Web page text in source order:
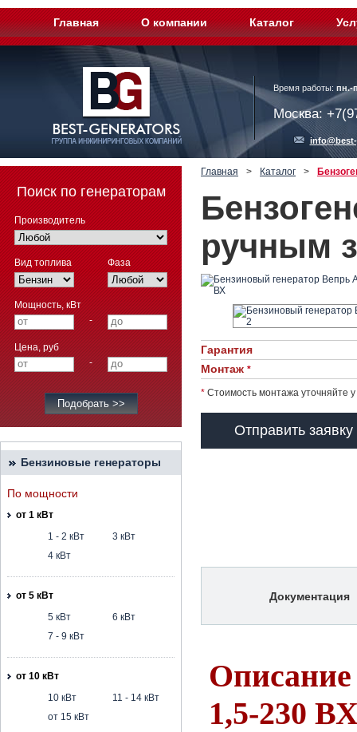
Главная О компании Каталог
Время работы: пн.-
Москва:
Поиск по генераторам
Производитель
Вид топлива Фаза
Мощность, кВт
-
Цена, руб
-
Бензиновые генераторы
По мощности
от 1 кВт
1 - 2 кВт
3 кВт
4 кВт
от 5 кВт
5 кВт
6 кВт
7 - 9 кВт
от 10 кВт
10 кВт
11 - 14 кВт
от 15 кВт
Главная > Каталог >
ручным
Гарантия
Монтаж *
* Стоимость монтажа уточняйте
Отправить
Документация
1,5-230